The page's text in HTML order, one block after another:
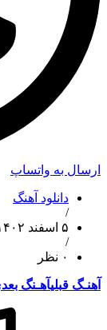
ارسال به واتساپ
دانلود آهنگ
/
۵ اسفند ۱۴۰۲
/
۰ نظر
آهنـگ قبلیآهـنگ